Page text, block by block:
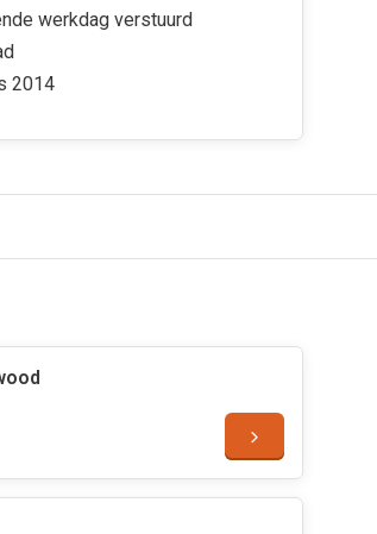
werkdag verstuurd
2014